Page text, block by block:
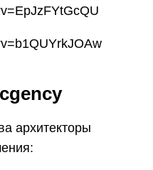
архитекторы